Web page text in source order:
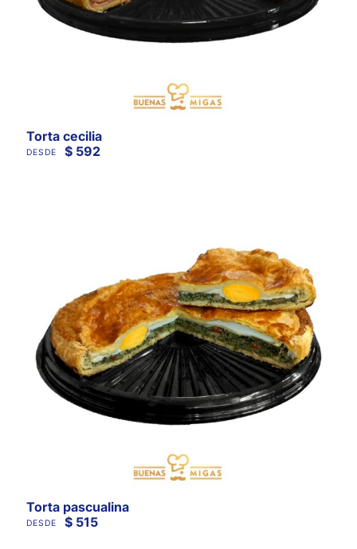
Torta cecilia
DESDE $592
Torta pascualina
DESDE $515